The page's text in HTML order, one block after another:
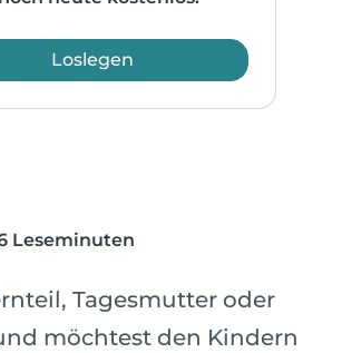
Loslegen
Leseminuten
Tagesmutter oder
möchtest den Kindern